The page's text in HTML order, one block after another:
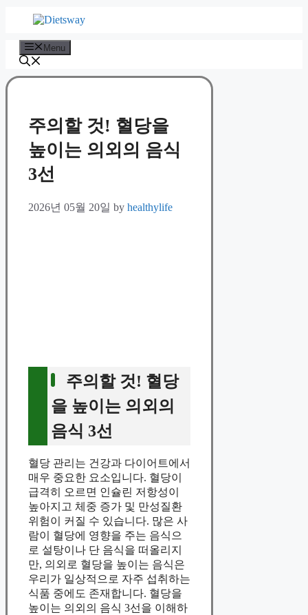
Menu
주의할 것! 혈당을
높이는 의외의 음식
3선
2026년 05월 20일 by healthylife
주의할 것! 혈당
을 높이는 의외의
음식 3선
혈당 관리는 건강과 다이어트에서
매우 중요한 요소입니다. 혈당이
급격히 오르면 인슐린 저항성이
높아지고 체중 증가 및 만성질환
위험이 커질 수 있습니다. 많은 사
람이 혈당에 영향을 주는 음식으
로 설탕이나 단 음식을 떠올리지
만, 의외로 혈당을 높이는 음식은
우리가 일상적으로 자주 섭취하는
식품 중에도 존재합니다. 혈당을
높이는 의외의 음식 3선을 이해하